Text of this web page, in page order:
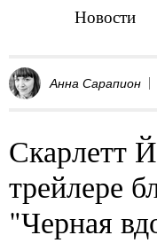
Новости
Анна Сарапион
Скарлетт
трейлере
"Черная